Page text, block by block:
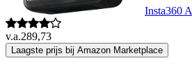
Insta360
v.a.289,73
Laagste prijs bij Amazon Marketplace